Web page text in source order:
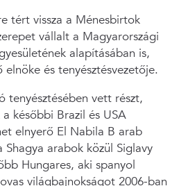
tért vissza a Ménesbirtok
vállalt a Magyarországi
alapításában is,
elnöke és tenyésztésvezetője.
tenyésztésében vett részt,
későbbi Brazil és USA
elnyerő El Nabila B arab
arabok közül Siglavy
Hungares, aki spanyol
világbajnokságot 2006-ban